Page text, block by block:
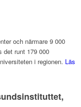
och närmare 9 000
det runt 179 000
i regionen. Läs